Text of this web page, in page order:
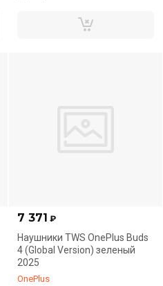
7 371 ₽
Наушники TWS OnePlus Buds
4 (Global Version) зеленый
2025
OnePlus